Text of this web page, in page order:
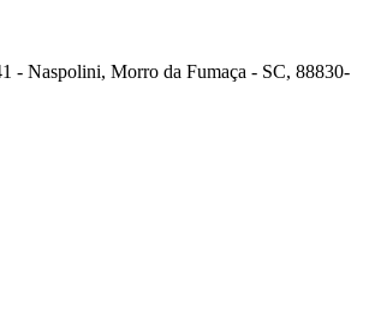
- Naspolini, Morro da Fumaça - SC, 88830-